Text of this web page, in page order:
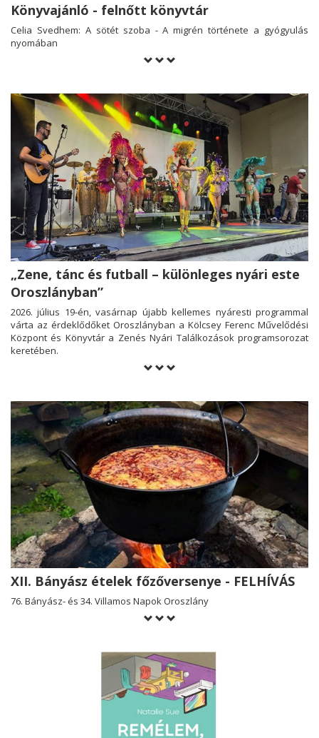
Könyvajánló - felnőtt könyvtár
Celia Svedhem: A sötét szoba - A migrén története a gyógyulás
nyomában
„Zene, tánc és futball – különleges nyári este
Oroszlányban”
2026. július 19-én, vasárnap újabb kellemes nyáresti programmal
várta az érdeklődőket Oroszlányban a Kölcsey Ferenc Művelődési
Központ és Könyvtár a Zenés Nyári Találkozások programsorozat
keretében.
XII. Bányász ételek főzőversenye - FELHÍVÁS
76. Bányász- és 34. Villamos Napok Oroszlány